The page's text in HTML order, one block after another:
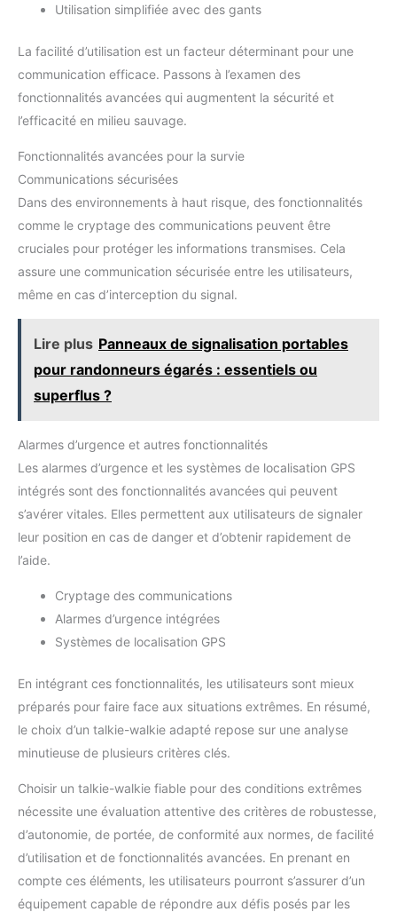
Utilisation simplifiée avec des gants
La facilité d’utilisation est un facteur déterminant pour une
communication efficace. Passons à l’examen des
fonctionnalités avancées qui augmentent la sécurité et
l’efficacité en milieu sauvage.
Fonctionnalités avancées pour la survie
Communications sécurisées
Dans des environnements à haut risque, des fonctionnalités
comme le cryptage des communications peuvent être
cruciales pour protéger les informations transmises. Cela
assure une communication sécurisée entre les utilisateurs,
même en cas d’interception du signal.
Lire plus Panneaux de signalisation portables
pour randonneurs égarés : essentiels ou
superflus ?
Alarmes d’urgence et autres fonctionnalités
Les alarmes d’urgence et les systèmes de localisation GPS
intégrés sont des fonctionnalités avancées qui peuvent
s’avérer vitales. Elles permettent aux utilisateurs de signaler
leur position en cas de danger et d’obtenir rapidement de
l’aide.
Cryptage des communications
Alarmes d’urgence intégrées
Systèmes de localisation GPS
En intégrant ces fonctionnalités, les utilisateurs sont mieux
préparés pour faire face aux situations extrêmes. En résumé,
le choix d’un talkie-walkie adapté repose sur une analyse
minutieuse de plusieurs critères clés.
Choisir un talkie-walkie fiable pour des conditions extrêmes
nécessite une évaluation attentive des critères de robustesse,
d’autonomie, de portée, de conformité aux normes, de facilité
d’utilisation et de fonctionnalités avancées. En prenant en
compte ces éléments, les utilisateurs pourront s’assurer d’un
équipement capable de répondre aux défis posés par les